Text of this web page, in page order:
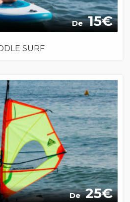
De 15
SURF
De 25